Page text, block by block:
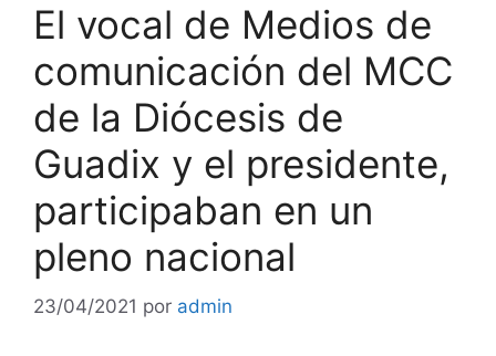
El vocal de Medios de
comunicación del MCC
de la Diócesis de
Guadix y el presidente,
participaban en un
pleno nacional
23/04/2021 por admin